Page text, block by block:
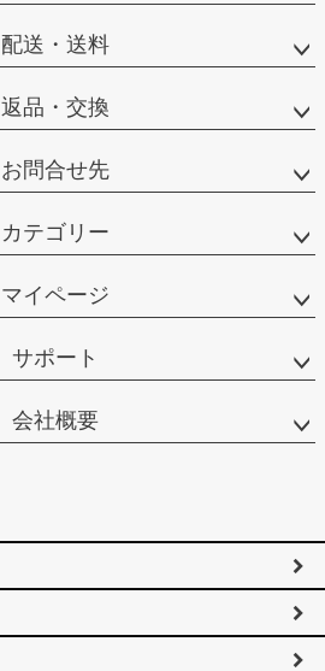
配送・送料
返品・交換
お問合せ先
カテゴリー
マイページ
サポート
会社概要